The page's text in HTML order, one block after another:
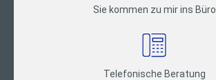
Sie kommen zu mir ins Büro
Telefonische Beratung